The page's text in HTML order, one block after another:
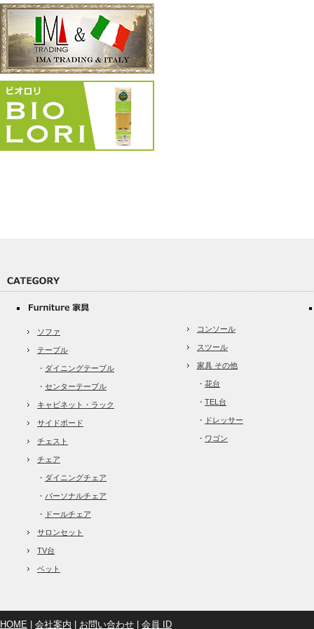
ソファ
テーブル
・ ダイニングテーブル
・ センターテーブル
キャビネット・ラック
サイドボード
チェスト
チェア
・ ダイニングチェア
・ パーソナルチェア
・ ドールチェア
サロンセット
TV台
ベット
コンソール
スツール
家具 その他
・ 花台
・ TEL台
・ ドレッサー
・ ワゴン
HOME 会社案内 お問い合わせ 会員 ID